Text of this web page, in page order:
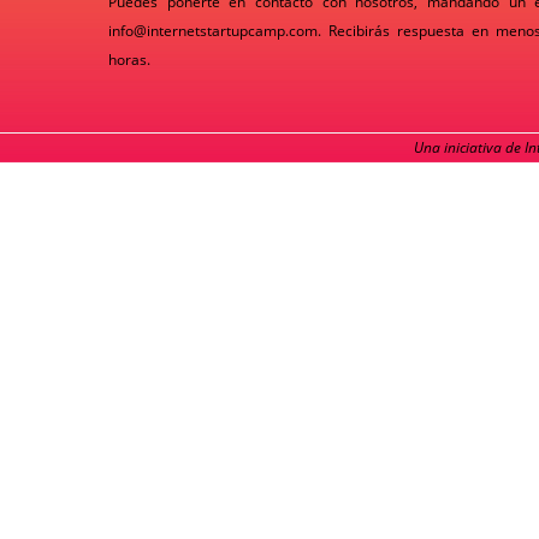
info@internetstartupcamp.com. Recibirás respuesta en
horas.
Una iniciativa de